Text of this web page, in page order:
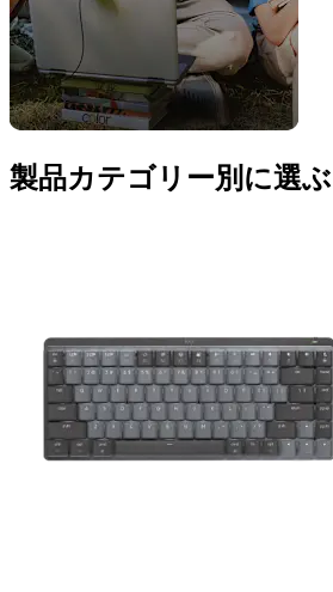
製品カテゴリー別に選ぶ